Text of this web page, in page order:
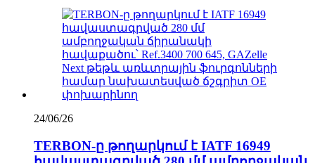
24/06/26
TERBON-ը թողարկում է IATF 16949